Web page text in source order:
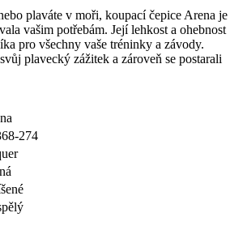
plaváte v moři, koupací čepice Arena je
vašim potřebám. Její lehkost a ohebnost
pro všechny vaše tréninky a závody.
plavecký zážitek a zároveň se postarali
274